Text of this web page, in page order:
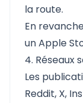
la route.
En
un Apple
4. Réseaux
Les
Reddit, X,